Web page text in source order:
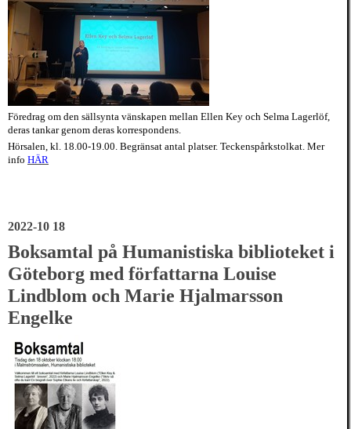
Föredrag om den sällsynta vänskapen mellan Ellen Key och Selma Lagerlöf,
deras tankar genom deras korrespondens.
Hörsalen, kl. 18.00-19.00. Begränsat antal platser. Teckenspårkstolkat. Mer
info HÄR
2022-10 18
Boksamtal på Humanistiska biblioteket i
Göteborg med författarna Louise
Lindblom och Marie Hjalmarsson
Engelke